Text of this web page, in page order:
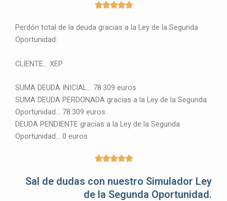
5
5
Perdón total de la deuda gracias a la Ley de la Segunda
Oportunidad:
CLIENTE… XEP
SUMA DEUDA INICIAL… 78.309 euros
SUMA DEUDA PERDONADA gracias a la Ley de la Segunda
Oportunidad… 78.309 euros
DEUDA PENDIENTE gracias a la Ley de la Segunda
Oportunidad… 0 euros
5
5
Sal de dudas con nuestro Simulador Ley
de la Segunda Oportunidad.